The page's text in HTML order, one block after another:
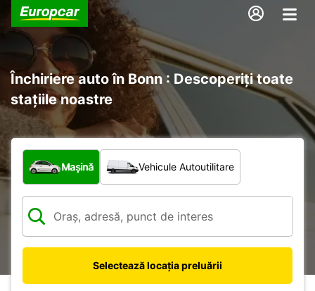
Închiriere auto în Bonn : Descoperiți toate
stațiile noastre
Ce tip de vehicul?
Mașină Vehicule Autoutilitare
Selectează locația preluării